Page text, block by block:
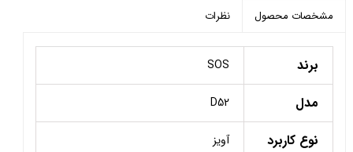
مشخصات محصول نظرات
برند SOS
مدل D52
نوع کاربرد آویز